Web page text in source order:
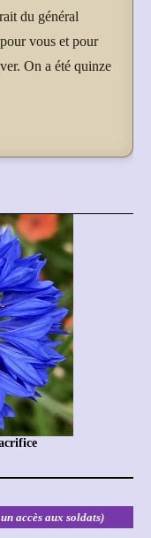
du général
vous et pour
On a été quinze
accès aux soldats)